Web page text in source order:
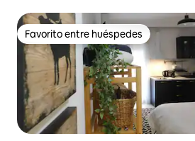
Favorito entre huéspedes
Favorito entre huéspedes